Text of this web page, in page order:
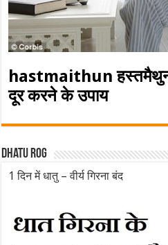
hastmaithun
दूर करने के उपाय
Dhatu rog
1 दिन में धातु – वीर्य गिरना बंद